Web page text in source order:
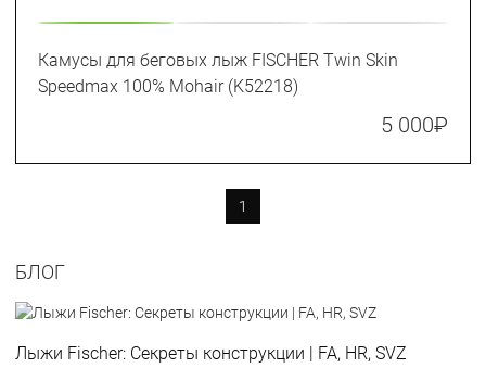
Камусы для беговых лыж FISCHER Twin Skin
Speedmax 100% Mohair (K52218)
5 000₽
1
БЛОГ
Лыжи Fischer: Секреты конструкции | FA, HR, SVZ